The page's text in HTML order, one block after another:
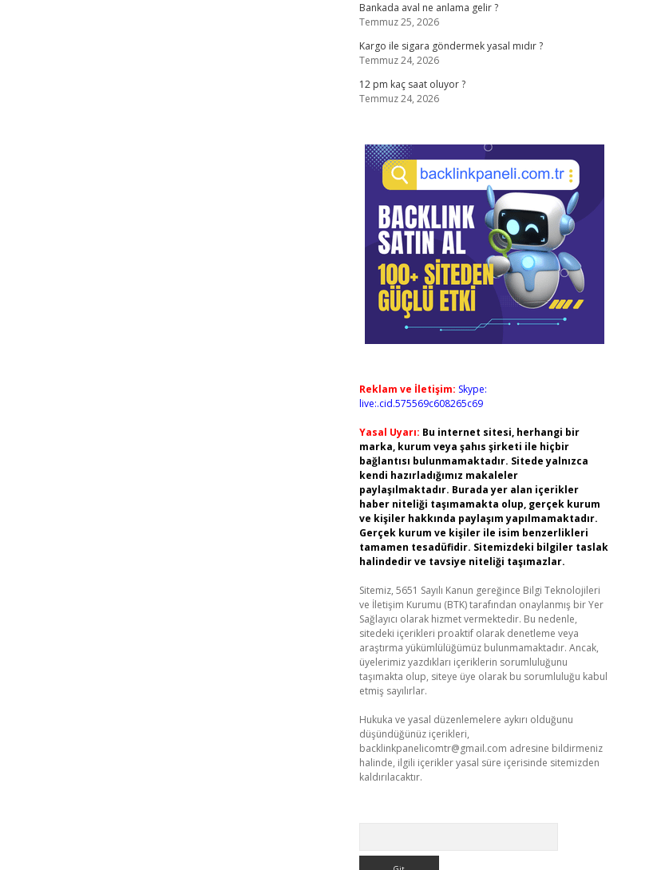
Bankada aval ne anlama gelir ?
Temmuz 25, 2026
Kargo ile sigara göndermek yasal mıdır ?
Temmuz 24, 2026
12 pm kaç saat oluyor ?
Temmuz 24, 2026
Reklam ve İletişim: Skype:
live:.cid.575569c608265c69
Yasal Uyarı: Bu internet sitesi, herhangi bir
marka, kurum veya şahıs şirketi ile hiçbir
bağlantısı bulunmamaktadır. Sitede yalnızca
kendi hazırladığımız makaleler
paylaşılmaktadır. Burada yer alan içerikler
haber niteliği taşımamakta olup, gerçek kurum
ve kişiler hakkında paylaşım yapılmamaktadır.
Gerçek kurum ve kişiler ile isim benzerlikleri
tamamen tesadüfidir. Sitemizdeki bilgiler taslak
halindedir ve tavsiye niteliği taşımazlar.
Sitemiz, 5651 Sayılı Kanun gereğince Bilgi Teknolojileri
ve İletişim Kurumu (BTK) tarafından onaylanmış bir Yer
Sağlayıcı olarak hizmet vermektedir. Bu nedenle,
sitedeki içerikleri proaktif olarak denetleme veya
araştırma yükümlülüğümüz bulunmamaktadır. Ancak,
üyelerimiz yazdıkları içeriklerin sorumluluğunu
taşımakta olup, siteye üye olarak bu sorumluluğu kabul
etmiş sayılırlar.
Hukuka ve yasal düzenlemelere aykırı olduğunu
düşündüğünüz içerikleri,
backlinkpanelicomtr@gmail.com adresine bildirmeniz
halinde, ilgili içerikler yasal süre içerisinde sitemizden
kaldırılacaktır.